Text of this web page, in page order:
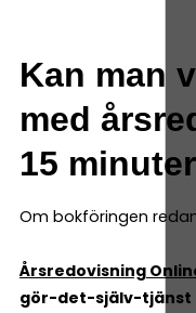
Kan man
med
15
Om bokföringen
Årsredovisning
gör-det-själv-tjänst